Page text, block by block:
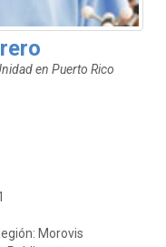
en Puerto Rico
Morovis